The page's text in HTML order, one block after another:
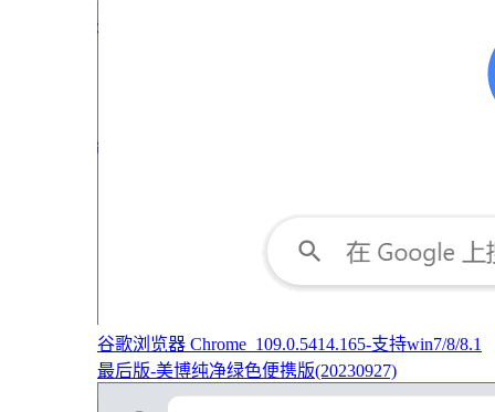
谷歌浏览器 Chrome_109.0.5414.165-支持win7/8/8.1
最后版-美博纯净绿色便携版(20230927)